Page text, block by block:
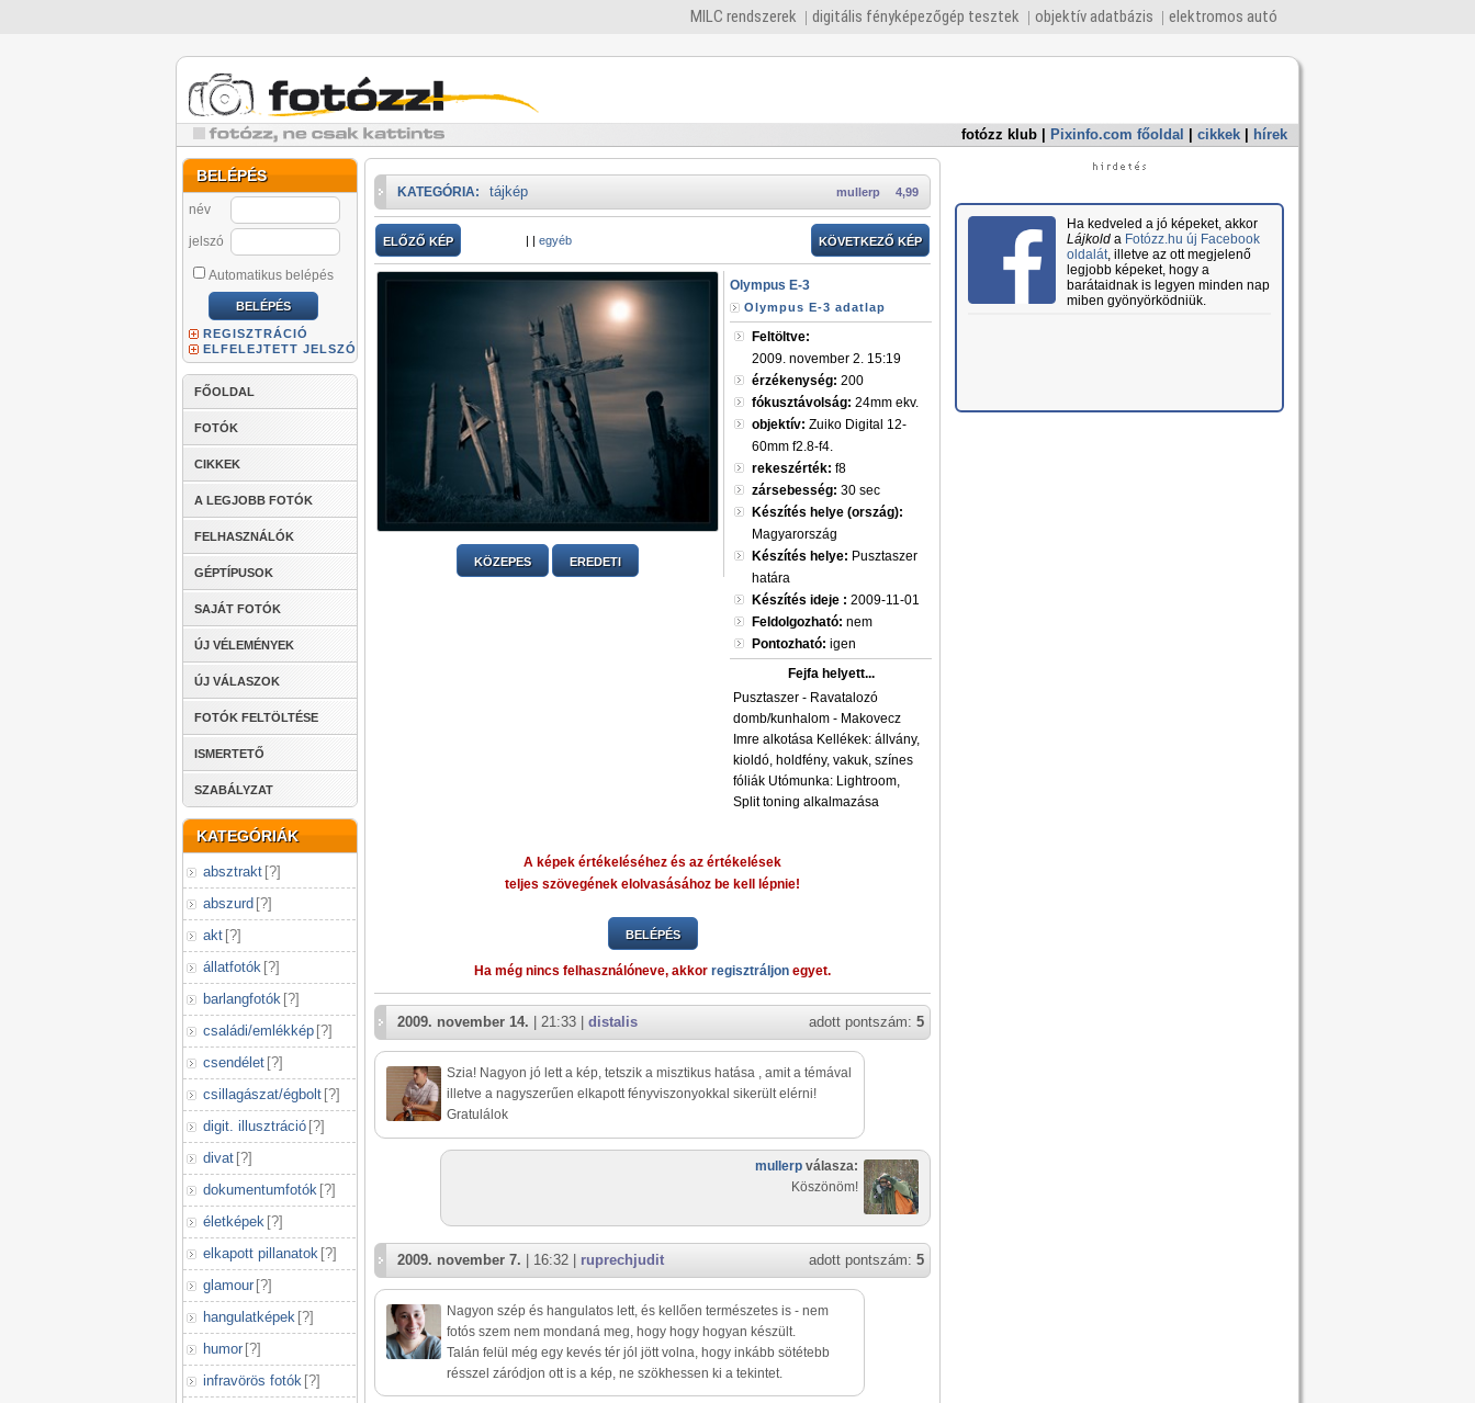
MILC rendszerek digitális fényképezőgép tesztek objektív adatbázis elektromos autó
fotózz klub Pixinfo.com főoldal cikkek hírek
BELÉPÉS
név
jelszó
Automatikus belépés
REGISZTRÁCIÓ
ELFELEJTETT JELSZÓ
FŐOLDAL
FOTÓK
CIKKEK
A LEGJOBB FOTÓK
FELHASZNÁLÓK
GÉPTÍPUSOK
SAJÁT FOTÓK
ÚJ VÉLEMÉNYEK
ÚJ VÁLASZOK
FOTÓK FELTÖLTÉSE
ISMERTETŐ
SZABÁLYZAT
KATEGÓRIÁK
absztrakt [?]
abszurd [?]
akt [?]
állatfotók [?]
barlangfotók [?]
családi/emlékkép [?]
csendélet [?]
csillagászat/égbolt [?]
digit. illusztráció [?]
divat [?]
dokumentumfotók [?]
életképek [?]
elkapott pillanatok [?]
glamour [?]
hangulatképek [?]
humor [?]
infravörös fotók [?]
4,99
mullerp
KATEGÓRIA: tájkép
ELŐZŐ KÉP | | egyéb KÖVETKEZŐ KÉP
KÖZEPES EREDETI
Olympus E-3
Olympus E-3 adatlap
Feltöltve:
2009. november 2. 15:19
érzékenység: 200
fókusztávolság: 24mm ekv.
objektív: Zuiko Digital 12-
60mm f2.8-f4.
rekeszérték: f8
zársebesség: 30 sec
Készítés helye (ország):
Magyarország
Készítés helye: Pusztaszer
határa
Készítés ideje : 2009-11-01
Feldolgozható: nem
Pontozható: igen
Fejfa helyett...
Pusztaszer - Ravatalozó
domb/kunhalom - Makovecz
Imre alkotása Kellékek: állvány,
kioldó, holdfény, vakuk, színes
fóliák Utómunka: Lightroom,
Split toning alkalmazása
A képek értékeléséhez és az értékelések
teljes szövegének elolvasásához be kell lépnie!
BELÉPÉS
Ha még nincs felhasználóneve, akkor regisztráljon egyet.
adott pontszám: 5
2009. november 14. | 21:33 | distalis
Szia! Nagyon jó lett a kép, tetszik a misztikus hatása , amit a témával
illetve a nagyszerűen elkapott fényviszonyokkal sikerült elérni!
Gratulálok
mullerp válasza:
Köszönöm!
adott pontszám: 5
2009. november 7. | 16:32 | ruprechjudit
Nagyon szép és hangulatos lett, és kellően természetes is - nem
fotós szem nem mondaná meg, hogy hogy hogyan készült.
Talán felül még egy kevés tér jól jött volna, hogy inkább sötétebb
résszel záródjon ott is a kép, ne szökhessen ki a tekintet.
Ha kedveled a jó képeket, akkor
Lájkolda Fotózz.hu új Facebook
oldalát, illetve az ott megjelenő
legjobb képeket, hogy a
barátaidnak is legyen minden nap
miben gyönyörködniük.